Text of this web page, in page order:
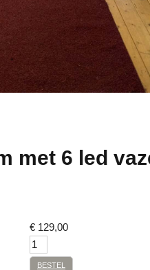
met 6 led
€ 129,00
BESTEL